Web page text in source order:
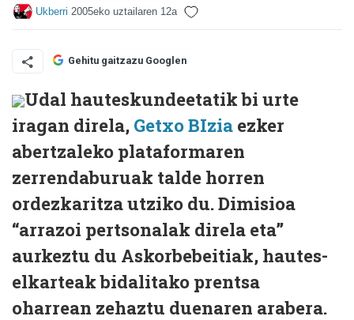
Ukberri 2005eko uztailaren 12a
Gehitu gaitzazu Googlen
Udal hauteskundeetatik bi urte
iragan direla, Getxo BIzia ezker
abertzaleko plataformaren
zerrendaburuak talde horren
ordezkaritza utziko du. Dimisioa
“arrazoi pertsonalak direla eta”
aurkeztu du Askorbebeitiak, hautes-
elkarteak bidalitako prentsa
oharrean zehaztu duenaren arabera.